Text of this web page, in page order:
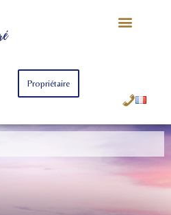
Propriétaire